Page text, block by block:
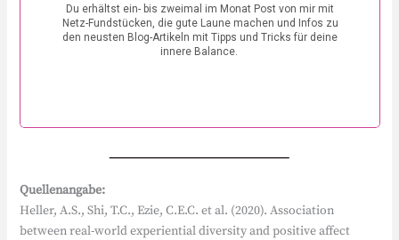
Quellenangabe:
Heller, A.S., Shi, T.C., Ezie, C.E.C. et al. (2020). Association
between real-world experiential diversity and positive affect